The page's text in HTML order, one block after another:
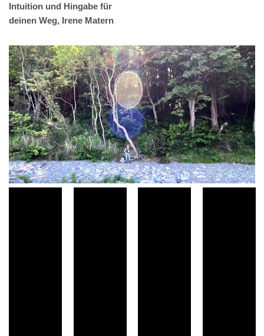
Intuition und Hingabe für
deinen Weg, Irene Matern